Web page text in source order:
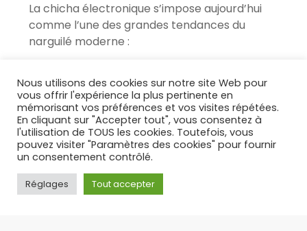
La chicha électronique s’impose aujourd’hui
comme l’une des grandes tendances du
narguilé moderne :
Nous utilisons des cookies sur notre site Web pour
vous offrir l'expérience la plus pertinente en
mémorisant vos préférences et vos visites répétées.
En cliquant sur "Accepter tout", vous consentez à
l'utilisation de TOUS les cookies. Toutefois, vous
pouvez visiter "Paramètres des cookies" pour fournir
un consentement contrôlé.
Réglages Tout accepter